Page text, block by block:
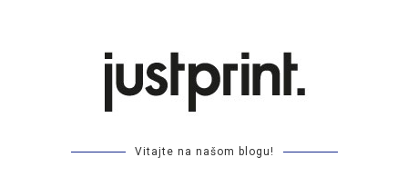
Vitajte na našom blogu!